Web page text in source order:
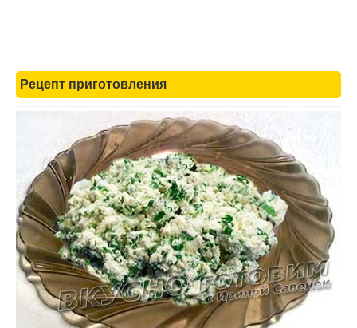
Рецепт приготовления